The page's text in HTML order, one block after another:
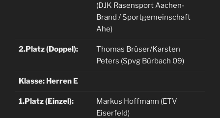
(DJK Rasensport Aachen-
Brand / Sportgemeinschaft
Ahe)
2.Platz (Doppel):
Thomas Brüser/Karsten
Peters (Spvg Bürbach 09)
Klasse: Herren E
1.Platz (Einzel):
Markus Hoffmann (ETV
Eiserfeld)